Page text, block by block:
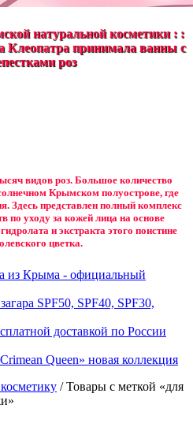
натуральной косметики : :
Клеопатра принимала ванны с
роз
видов роз. Большое количество
Крымском полуострове, где
Здесь представлен полный комплекс
по уходу за кожей лица на основе
и экстракта этого поистине
цветка.
из Крыма - официальный
SPF50, SPF40, SPF30,
доставкой по России
Queen» новая коллекция
/ Товары с меткой «для